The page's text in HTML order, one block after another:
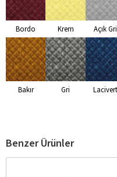
Bordo Krem Açık Gri
Bakır Gri Lacivert
Benzer Ürünler